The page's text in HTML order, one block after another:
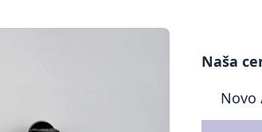
Naša
Novo